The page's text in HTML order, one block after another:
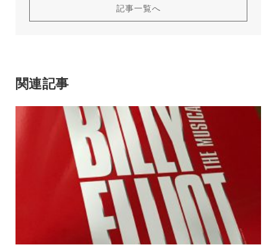
記事一覧へ
関連記事